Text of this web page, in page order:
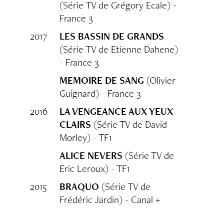
(Série TV de Grégory Ecale) -
France 3
2017
LES BASSIN DE GRANDS
(Série TV de Etienne Dahene)
- France 3
MEMOIRE DE SANG (Olivier
Guignard) - France 3
2016
LA VENGEANCE AUX YEUX
CLAIRS (Série TV de David
Morley) - TF1
ALICE NEVERS (Série TV de
Eric Leroux) - TF1
2015
BRAQUO (Série TV de
Frédéric Jardin) - Canal +